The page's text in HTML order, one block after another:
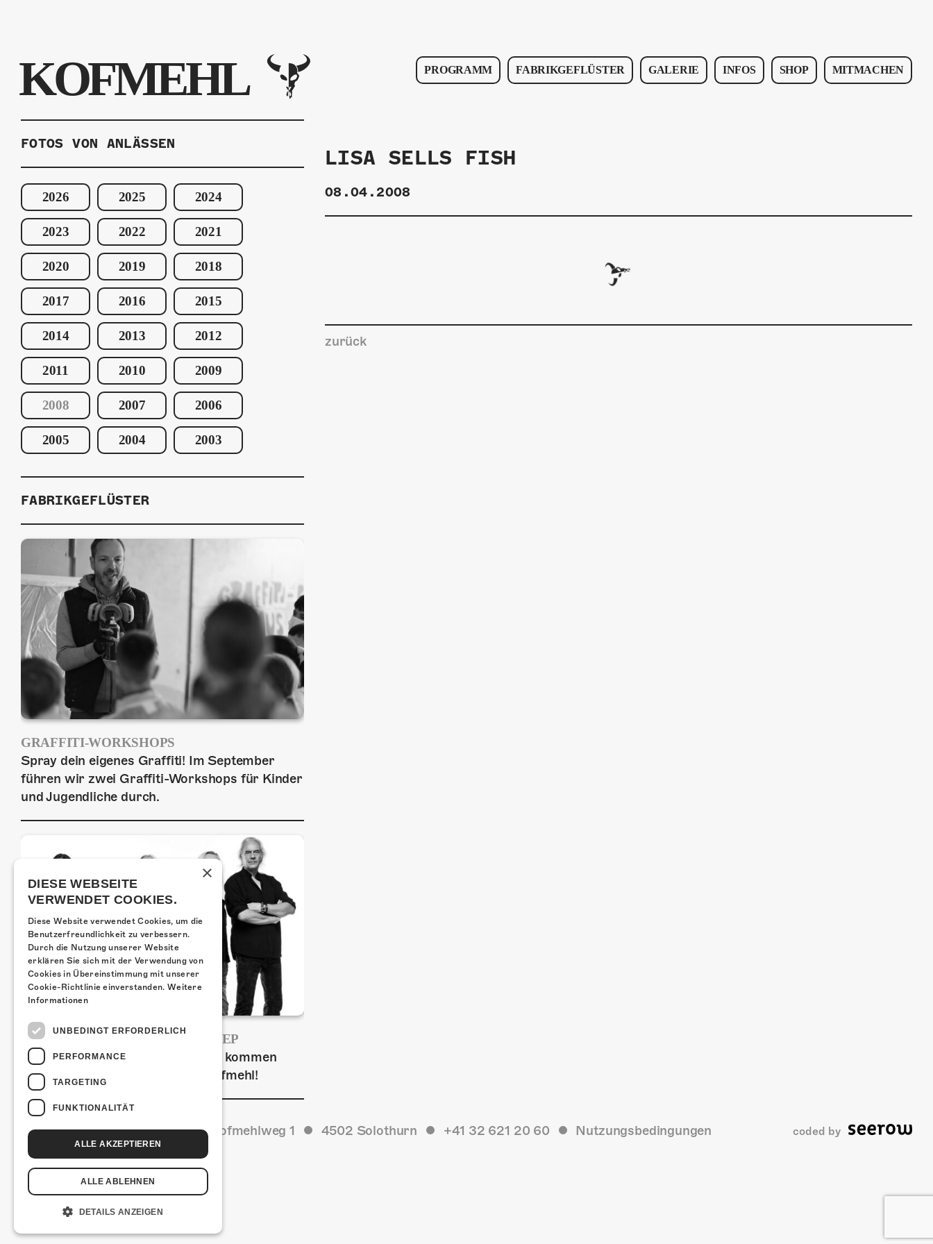
KOFMEHL PROGRAMM FABRIKGEFLÜSTER GALERIE INFOS SHOP MITMACHEN
LISA SELLS FISH
08.04.2008
zurück
FOTOS VON ANLÄSSEN
2026 2025 2024
2023 2022 2021
2020 2019 2018
2017 2016 2015
2014 2013 2012
2011 2010 2009
2008 2007 2006
2005 2004 2003
FABRIKGEFLÜSTER
GRAFFITI-WORKSHOPS
Spray dein eigenes Graffiti! Im September
führen wir zwei Graffiti-Workshops für Kinder
und Jugendliche durch.
FRISCH BESTÄTIGT: URIAH HEEP
Am Sonntag, 15. November 2026 kommen
Uriah Heep in die Kulturfabrik Kofmehl!
Kulturfabrik Kofmehl Kofmehlweg 1 4502 Solothurn +41 32 621 20 60 Nutzungsbedingungen coded by
×
DIESE WEBSEITE
VERWENDET COOKIES.
Diese Website verwendet Cookies, um die
Benutzerfreundlichkeit zu verbessern.
Durch die Nutzung unserer Website
erklären Sie sich mit der Verwendung von
Cookies in Übereinstimmung mit unserer
Cookie-Richtlinie einverstanden. Weitere
Informationen
UNBEDINGT ERFORDERLICH
PERFORMANCE
TARGETING
FUNKTIONALITÄT
ALLE AKZEPTIEREN
ALLE ABLEHNEN
DETAILS ANZEIGEN